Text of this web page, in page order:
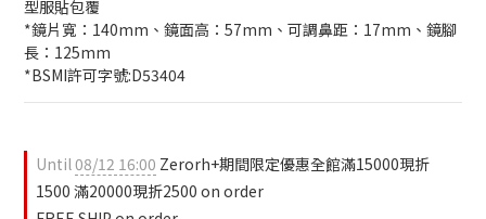
型服貼包覆
*鏡片寬：140mm、鏡面高：57mm、可調鼻距：17mm、鏡腳
長：125mm
*BSMI許可字號:D53404
Until08/12 16:00 Zerorh+期間限定優惠全館滿15000現折
1500 滿20000現折2500 on order